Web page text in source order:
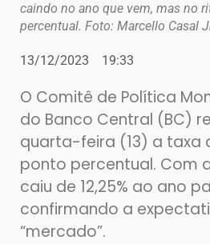
caindo no ano que vem, mas no
percentual. Foto: Marcello Casal
13/12/2023 19:33
O Comitê de Política
do Banco Central (BC)
quarta-feira (13) a taxa
ponto percentual. Com
caiu de 12,25% ao ano
confirmando a
“mercado”.